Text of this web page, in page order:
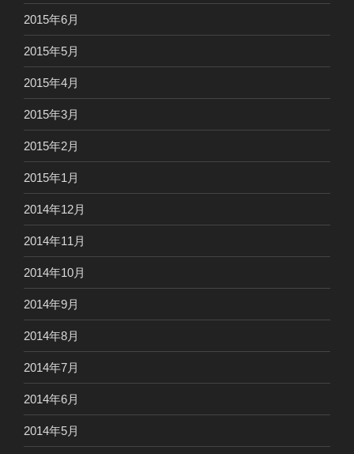
2015年6月
2015年5月
2015年4月
2015年3月
2015年2月
2015年1月
2014年12月
2014年11月
2014年10月
2014年9月
2014年8月
2014年7月
2014年6月
2014年5月